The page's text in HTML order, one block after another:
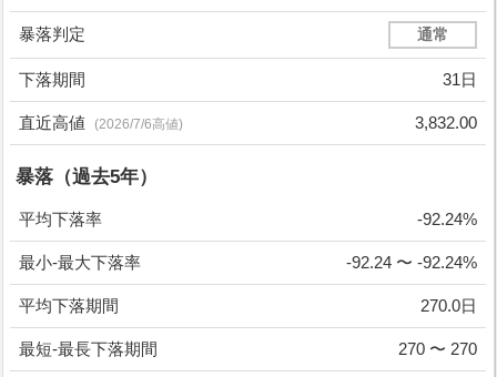
暴落判定 通常
下落期間 31日
直近高値 (2026/7/6高値) 3,832.00
暴落（過去5年）
平均下落率 -92.24%
最小-最大下落率 -92.24 〜 -92.24%
平均下落期間 270.0日
最短-最長下落期間 270 〜 270